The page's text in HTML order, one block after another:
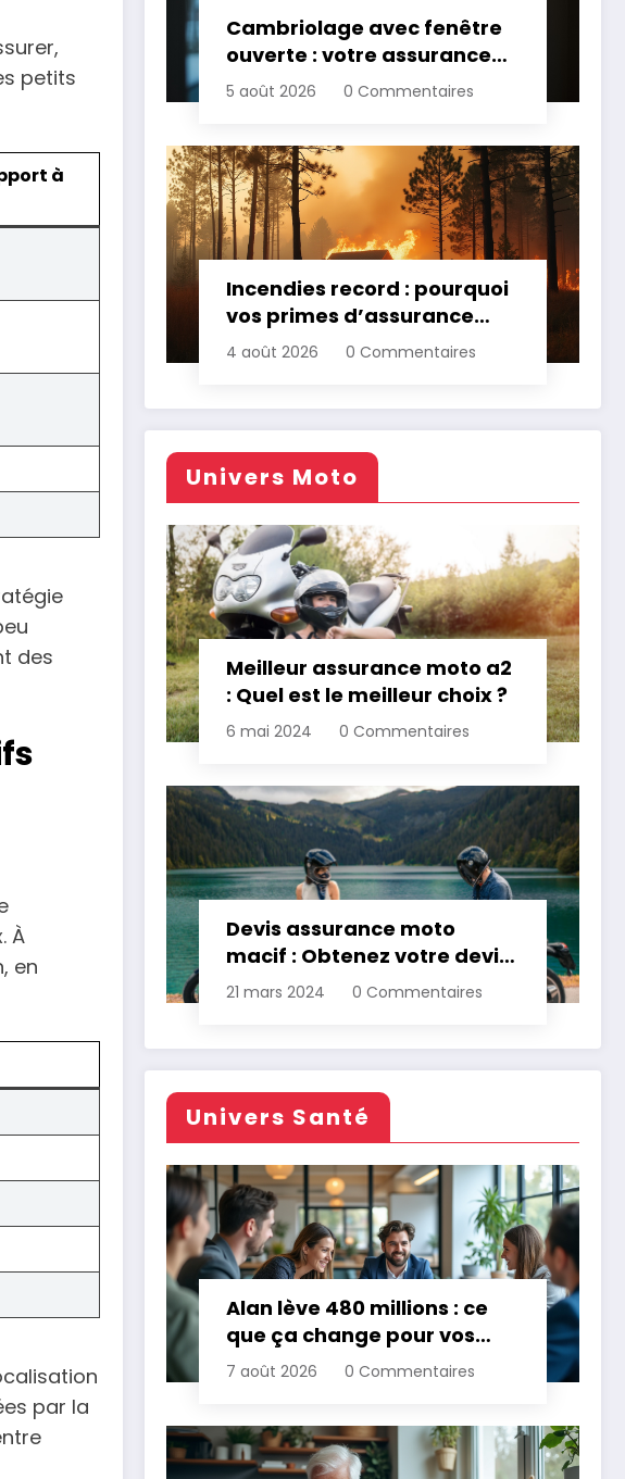
petits
à
des
À
en
par la
Cambriolage avec fenêtre
ouverte : votre assurance
paie-t-elle ?
5 août 2026 0 Commentaires
Incendies record : pourquoi
vos primes d’assurance
vont augmenter
4 août 2026 0 Commentaires
Univers Moto
Meilleur assurance moto a2
: Quel est le meilleur choix ?
6 mai 2024 0 Commentaires
Devis assurance moto
macif : Obtenez votre devis
personnalisé
21 mars 2024 0 Commentaires
Univers Santé
Alan lève 480 millions : ce
que ça change pour vos
assurances
7 août 2026 0 Commentaires